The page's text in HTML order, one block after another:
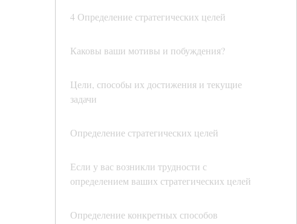
4 Определение стратегических целей
Каковы ваши мотивы и побуждения?
Цели, способы их достижения и текущие
задачи
Определение стратегических целей
Если у вас возникли трудности с
определением ваших стратегических целей
Определение конкретных способов